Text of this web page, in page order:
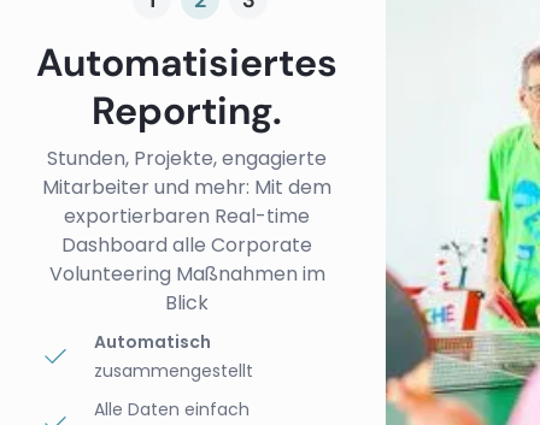
Automatisiertes
Reporting.
Stunden, Projekte, engagierte
Mitarbeiter und mehr: Mit dem
exportierbaren Real-time
Dashboard alle Corporate
Volunteering Maßnahmen im
Blick
Automatisch
zusammengestellt
Alle Daten einfach